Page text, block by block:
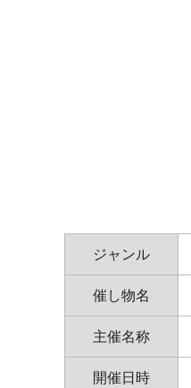
ジャンル
催し物名
主催名称
開催日時